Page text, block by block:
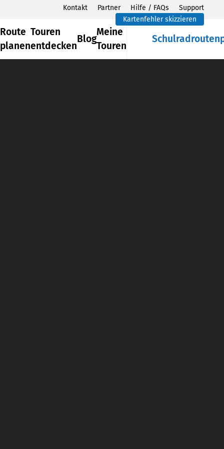
Kontakt Partner Hilfe / FAQs
Support
Kartenfehler skizzieren
Route
planen
Touren
entdecken
Blog
Meine
Touren